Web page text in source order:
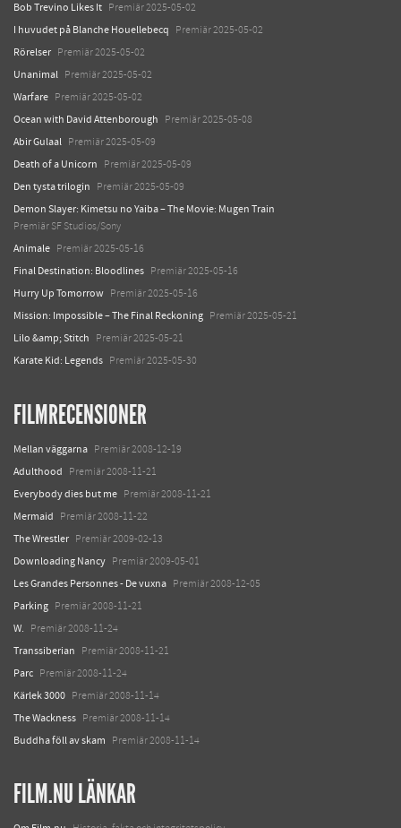
Bob Trevino Likes It Premiär 2025-05-02
I huvudet på Blanche Houellebecq Premiär 2025-05-02
Rörelser Premiär 2025-05-02
Unanimal Premiär 2025-05-02
Warfare Premiär 2025-05-02
Ocean with David Attenborough Premiär 2025-05-08
Abir Gulaal Premiär 2025-05-09
Death of a Unicorn Premiär 2025-05-09
Den tysta trilogin Premiär 2025-05-09
Demon Slayer: Kimetsu no Yaiba – The Movie: Mugen Train
Premiär SF Studios/Sony
Animale Premiär 2025-05-16
Final Destination: Bloodlines Premiär 2025-05-16
Hurry Up Tomorrow Premiär 2025-05-16
Mission: Impossible – The Final Reckoning Premiär 2025-05-21
Lilo &amp; Stitch Premiär 2025-05-21
Karate Kid: Legends Premiär 2025-05-30
FILMRECENSIONER
Mellan väggarna Premiär 2008-12-19
Adulthood Premiär 2008-11-21
Everybody dies but me Premiär 2008-11-21
Mermaid Premiär 2008-11-22
The Wrestler Premiär 2009-02-13
Downloading Nancy Premiär 2009-05-01
Les Grandes Personnes - De vuxna Premiär 2008-12-05
Parking Premiär 2008-11-21
W. Premiär 2008-11-24
Transsiberian Premiär 2008-11-21
Parc Premiär 2008-11-24
Kärlek 3000 Premiär 2008-11-14
The Wackness Premiär 2008-11-14
Buddha föll av skam Premiär 2008-11-14
FILM.NU LÄNKAR